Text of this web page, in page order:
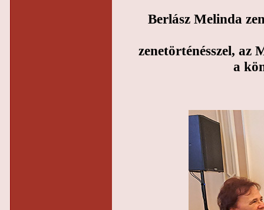
Berlász Melinda
zenetörténésszel, az
a